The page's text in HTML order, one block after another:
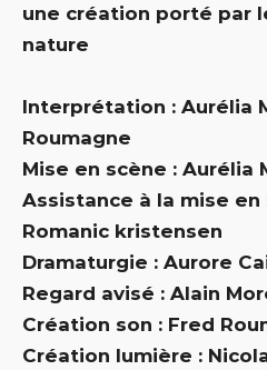
une création porté par
nature
Interprétation : Aurélia
Roumagne
Mise en scène : Aurélia
Assistance à la mise en
Romanic kristensen
Dramaturgie : Aurore
Regard avisé : Alain
Création son : Fred
Création lumière :